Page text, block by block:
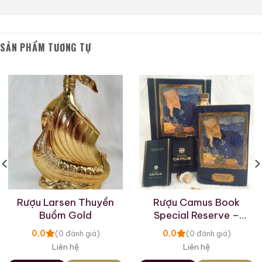
Nhà Máy Chưng Cất: Prince Hubert de Polignac
Quốc Gia: Pháp
Dòng Rượu: Brandy
Nhóm Rượu: Cognac
Tuổi Rượu: VSOP
Cường Độ: 40%
Dung Tích: 750ml
Tình Trạng Tem Nhãn: Tốt
SẢN PHẨM TƯƠNG TỰ
Rượu Larsen Thuyền
Buồm Gold
0,0 (0 đánh giá)
Liên hệ
Rượu Camus Book
Special Reserve –
Portrait Of Dr. Gachet
0,0 (0 đánh giá)
Liên hệ